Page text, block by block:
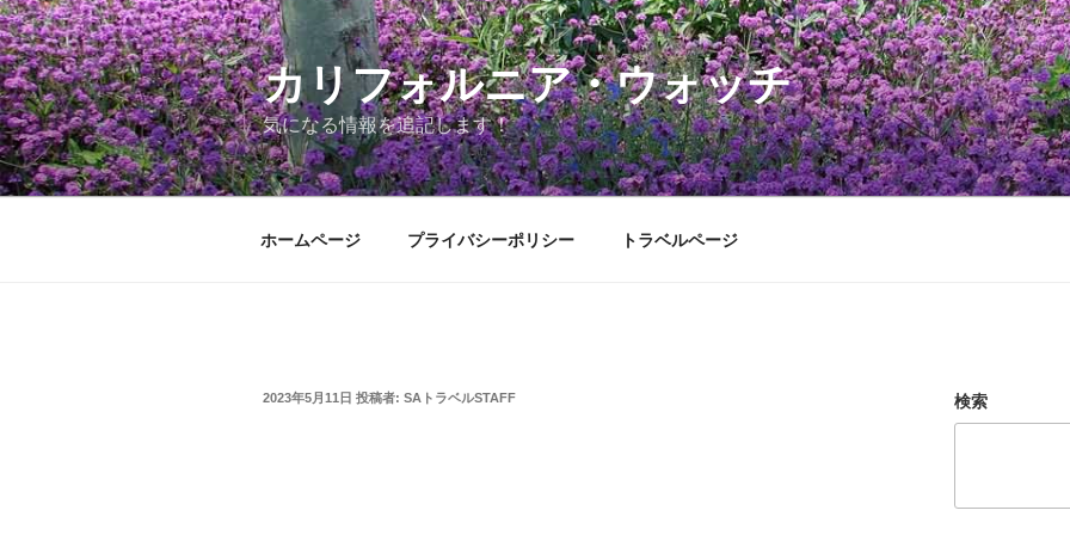
コ
ン
テ
ン
ツ
へ
ス
カリフォルニア・ウォッチ
気になる情報を追記します！
ホームページ プライバシーポリシー トラベルページ
投
2023年5月11日 投稿者: SAトラベルSTAFF 検索